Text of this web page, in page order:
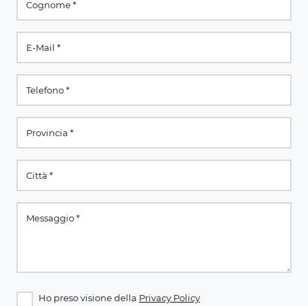
Ho preso visione della Privacy Policy